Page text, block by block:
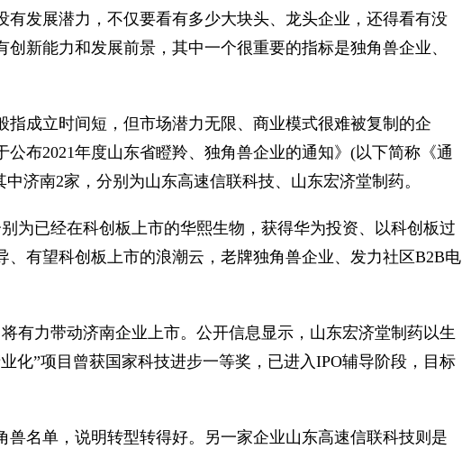
发展潜力，不仅要看有多少大块头、龙头企业，还得看有没
新能力和发展前景，其中一个很重要的指标是独角兽企业、
成立时间短，但市场潜力无限、商业模式很难被复制的企
公布2021年度山东省瞪羚、独角兽企业的通知》(以下简称《通
济南2家，分别为山东高速信联科技、山东宏济堂制药。
已经在科创板上市的华熙生物，获得华为投资、以科创板过
有望科创板上市的浪潮云，老牌独角兽企业、发力社区B2B电
力带动济南企业上市。公开信息显示，山东宏济堂制药以生
化”项目曾获国家科技进步一等奖，已进入IPO辅导阶段，目标
名单，说明转型转得好。另一家企业山东高速信联科技则是